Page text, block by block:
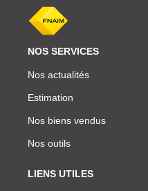
NOS SERVICES
Nos actualités
Estimation
Nos biens vendus
Nos outils
LIENS UTILES